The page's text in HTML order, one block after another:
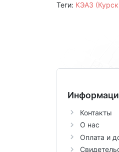
Теги: КЭАЗ
Контакты
О нас
Оплата и